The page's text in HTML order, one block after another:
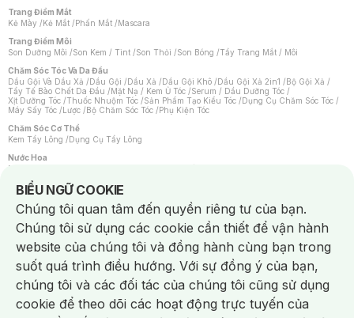
Trang Điểm Mắt
Kẻ Mày /Kẻ Mắt /Phấn Mắt /Mascara
Trang Điểm Môi
Son Dưỡng Môi /Son Kem / Tint /Son Thỏi /Son Bóng /Tẩy Trang Mắt / Môi
Chăm Sóc Tóc Và Da Đầu
Dầu Gội Và Dầu Xả /Dầu Gội /Dầu Xả /Dầu Gội Khô /Dầu Gội Xả 2in1 /Bộ Gội Xả /
Tẩy Tế Bào Chết Da Đầu /Mặt Nạ / Kem Ủ Tóc /Serum / Dầu Dưỡng Tóc /
Xịt Dưỡng Tóc /Thuốc Nhuộm Tóc /Sản Phẩm Tạo Kiểu Tóc /Dụng Cụ Chăm Sóc Tóc /
Máy Sấy Tóc /Lược /Bộ Chăm Sóc Tóc /Phụ Kiện Tóc
Chăm Sóc Cơ Thể
Kem Tẩy Lông /Dụng Cụ Tẩy Lông
Nước Hoa
Nước Hoa Nữ
Chăm Sóc Cá Nhân
Chống Muỗi /Khẩu Trang /Máy Massage/Mặt Nạ Xông Hơi /Nước Rửa Tay/
Sản Phẩm Chăm Sóc Khác /Bàn Chải Đánh Răng /Bàn Chải Điện/
Hỗ Trợ Trắng Răng/Kem Đánh Răng /Máy Tăm Nước/ Nước Súc Miệng/
Tăm / Chỉ Nha Khoa/ Xịt Thơm Miệng / Dung Dịch Vệ Sinh/Dưỡng Vùng Kín/
Khăn Ướt Vệ Sinh Vùng Kín/Băng Vệ Sinh/Tampon/Bọt Cạo Râu /Dao Cạo Râu/
Máy Cạo Râu
Vấn Đề Về Da
Da Dầu / Lỗ Chân Lông To/ Da Khô / Mất Nước/ Da Lão Hóa/ Da Mụn/
Da Nhạy Cảm / Kích Ứng
Da Xỉn Màu Thâm / Nám / Tàn Nhang
Quầng Thâm & Bọng Mắt /Sẹo /Viêm Da Cơ Địa
BIỂU NGỮ COOKIE
Notice about cookies usage
Chúng tôi quan tâm đến quyền riêng tư của bạn.
Chúng tôi sử dụng các cookie cần thiết để vận hành
website của chúng tôi và đồng hành cùng bạn trong
suốt quá trình điều hướng. Với sự đồng ý của bạn,
chúng tôi và các đối tác của chúng tôi cũng sử dụng
cookie để theo dõi các hoạt động trực tuyến của